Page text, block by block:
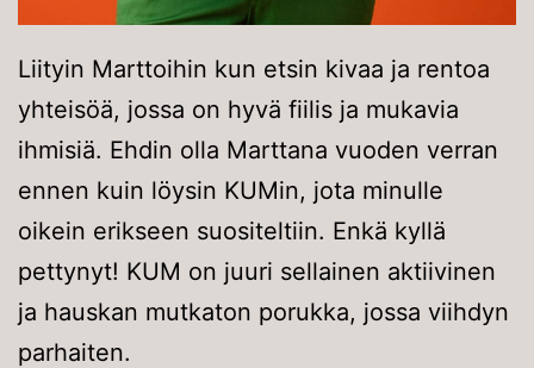
Liityin Marttoihin kun etsin kivaa ja rentoa
yhteisöä, jossa on hyvä fiilis ja mukavia
ihmisiä. Ehdin olla Marttana vuoden verran
ennen kuin löysin KUMin, jota minulle
oikein erikseen suositeltiin. Enkä kyllä
pettynyt! KUM on juuri sellainen aktiivinen
ja hauskan mutkaton porukka, jossa viihdyn
parhaiten.